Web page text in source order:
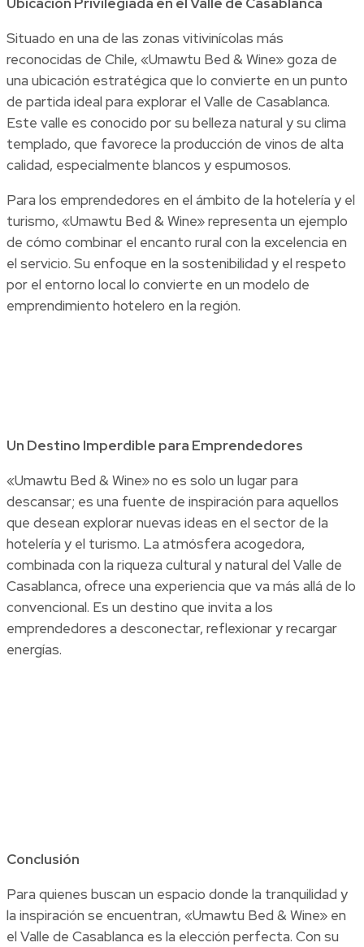
Situado en una de las zonas vitivinícolas más
reconocidas de Chile, «Umawtu Bed & Wine» goza de
una ubicación estratégica que lo convierte en un punto
de partida ideal para explorar el Valle de Casablanca.
Este valle es conocido por su belleza natural y su clima
templado, que favorece la producción de vinos de alta
calidad, especialmente blancos y espumosos.
Para los emprendedores en el ámbito de la hotelería y el
turismo, «Umawtu Bed & Wine» representa un ejemplo
de cómo combinar el encanto rural con la excelencia en
el servicio. Su enfoque en la sostenibilidad y el respeto
por el entorno local lo convierte en un modelo de
emprendimiento hotelero en la región.
Un Destino Imperdible para Emprendedores
«Umawtu Bed & Wine» no es solo un lugar para
descansar; es una fuente de inspiración para aquellos
que desean explorar nuevas ideas en el sector de la
hotelería y el turismo. La atmósfera acogedora,
combinada con la riqueza cultural y natural del Valle de
Casablanca, ofrece una experiencia que va más allá de lo
convencional. Es un destino que invita a los
emprendedores a desconectar, reflexionar y recargar
energías.
Conclusión
Para quienes buscan un espacio donde la tranquilidad y
la inspiración se encuentran, «Umawtu Bed & Wine» en
el Valle de Casablanca es la elección perfecta. Con su